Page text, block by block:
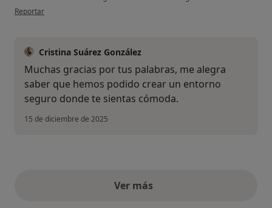
en opinión del usuario LG
Reportar
Cristina Suárez González
Muchas gracias por tus palabras, me alegra
saber que hemos podido crear un entorno
seguro donde te sientas cómoda.
15 de diciembre de 2025
Ver másopiniones anteriores